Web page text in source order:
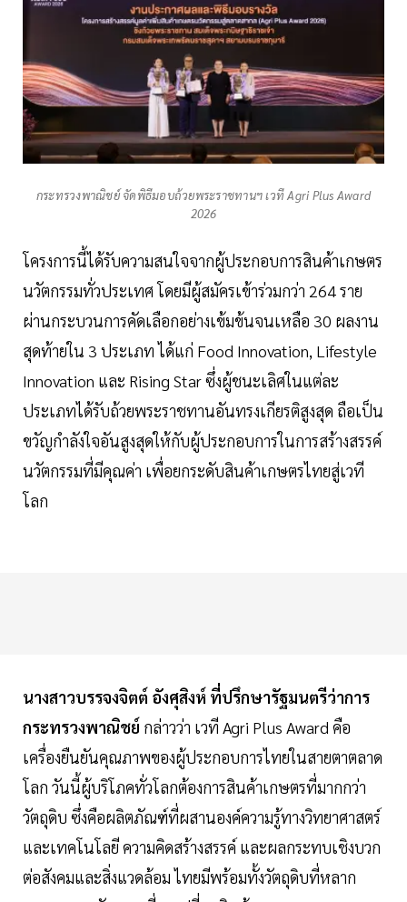
กระทรวงพาณิชย์ จัดพิธีมอบถ้วยพระราชทานฯ เวที Agri Plus Award
2026
โครงการนี้ได้รับความสนใจจากผู้ประกอบการสินค้าเกษตร
นวัตกรรมทั่วประเทศ โดยมีผู้สมัครเข้าร่วมกว่า 264 ราย
ผ่านกระบวนการคัดเลือกอย่างเข้มข้นจนเหลือ 30 ผลงาน
สุดท้ายใน 3 ประเภท ได้แก่ Food Innovation, Lifestyle
Innovation และ Rising Star ซึ่งผู้ชนะเลิศในแต่ละ
ประเภทได้รับถ้วยพระราชทานอันทรงเกียรติสูงสุด ถือเป็น
ขวัญกำลังใจอันสูงสุดให้กับผู้ประกอบการในการสร้างสรรค์
นวัตกรรมที่มีคุณค่า เพื่อยกระดับสินค้าเกษตรไทยสู่เวที
โลก
นางสาวบรรจงจิตต์ อังศุสิงห์ ที่ปรึกษารัฐมนตรีว่าการ
กระทรวงพาณิชย์ กล่าวว่า เวที Agri Plus Award คือ
เครื่องยืนยันคุณภาพของผู้ประกอบการไทยในสายตาตลาด
โลก วันนี้ผู้บริโภคทั่วโลกต้องการสินค้าเกษตรที่มากกว่า
วัตถุดิบ ซึ่งคือผลิตภัณฑ์ที่ผสานองค์ความรู้ทางวิทยาศาสตร์
และเทคโนโลยี ความคิดสร้างสรรค์ และผลกระทบเชิงบวก
ต่อสังคมและสิ่งแวดล้อม ไทยมีพร้อมทั้งวัตถุดิบที่หลาก